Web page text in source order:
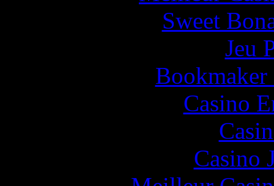
Sweet
Jeu
Casino
Casino